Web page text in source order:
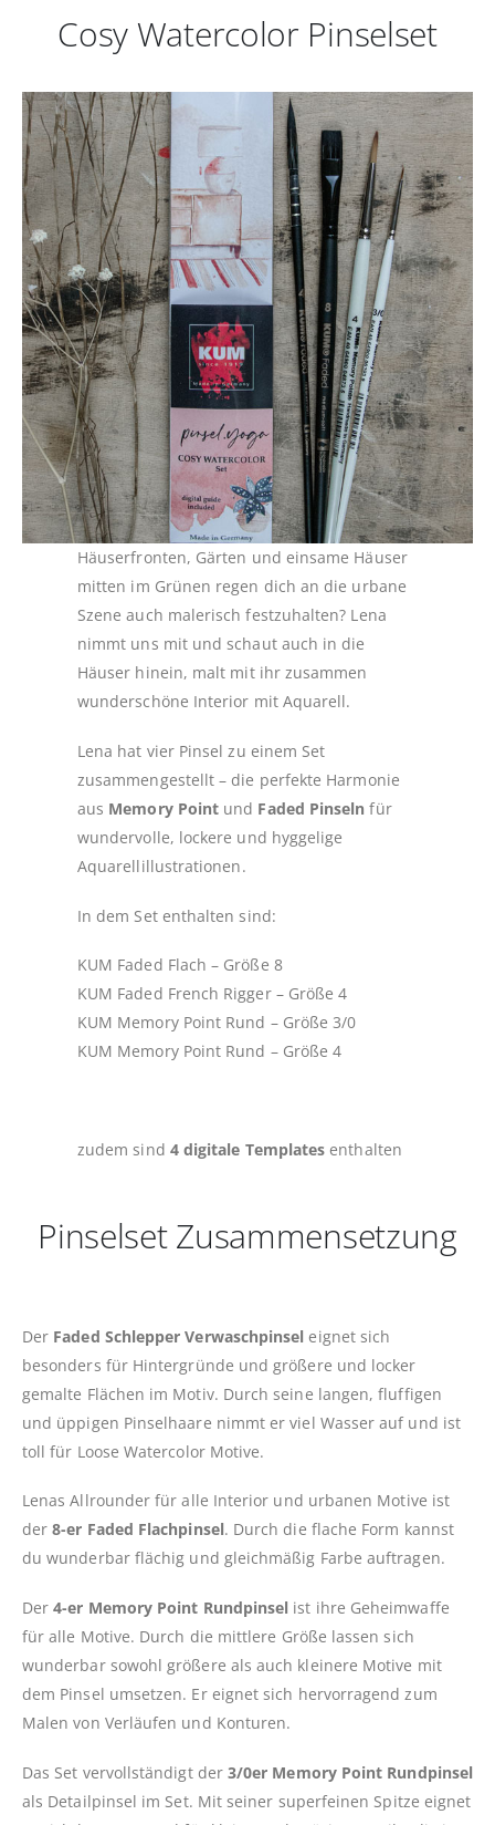
Cosy Watercolor Pinselset
Häuserfronten, Gärten und einsame Häuser
mitten im Grünen regen dich an die urbane
Szene auch malerisch festzuhalten? Lena
nimmt uns mit und schaut auch in die
Häuser hinein, malt mit ihr zusammen
wunderschöne Interior mit Aquarell.
Lena hat vier Pinsel zu einem Set
zusammengestellt – die perfekte Harmonie
aus Memory Point und Faded Pinseln für
wundervolle, lockere und hyggelige
Aquarellillustrationen.
In dem Set enthalten sind:
KUM Faded Flach – Größe 8
KUM Faded French Rigger – Größe 4
KUM Memory Point Rund – Größe 3/0
KUM Memory Point Rund – Größe 4
zudem sind 4 digitale Templates enthalten
Pinselset Zusammensetzung
Der Faded Schlepper Verwaschpinseleignet sich
besonders für Hintergründe und größere und locker
gemalte Flächen im Motiv. Durch seine langen, fluffigen
und üppigen Pinselhaare nimmt er viel Wasser auf und ist
toll für Loose Watercolor Motive.
Lenas Allrounder für alle Interior und urbanen Motive ist
der8-er Faded Flachpinsel. Durch die flache Form kannst
du wunderbar flächig und gleichmäßig Farbe auftragen.
Der4-er Memory Point Rundpinsel ist ihre Geheimwaffe
für alle Motive. Durch die mittlere Größe lassen sich
wunderbar sowohl größere als auch kleinere Motive mit
dem Pinsel umsetzen. Er eignet sich hervorragend zum
Malen von Verläufen und Konturen.
Das Set vervollständigt der 3/0er Memory Point Rundpinsel
als Detailpinsel im Set. Mit seiner superfeinen Spitze eignet